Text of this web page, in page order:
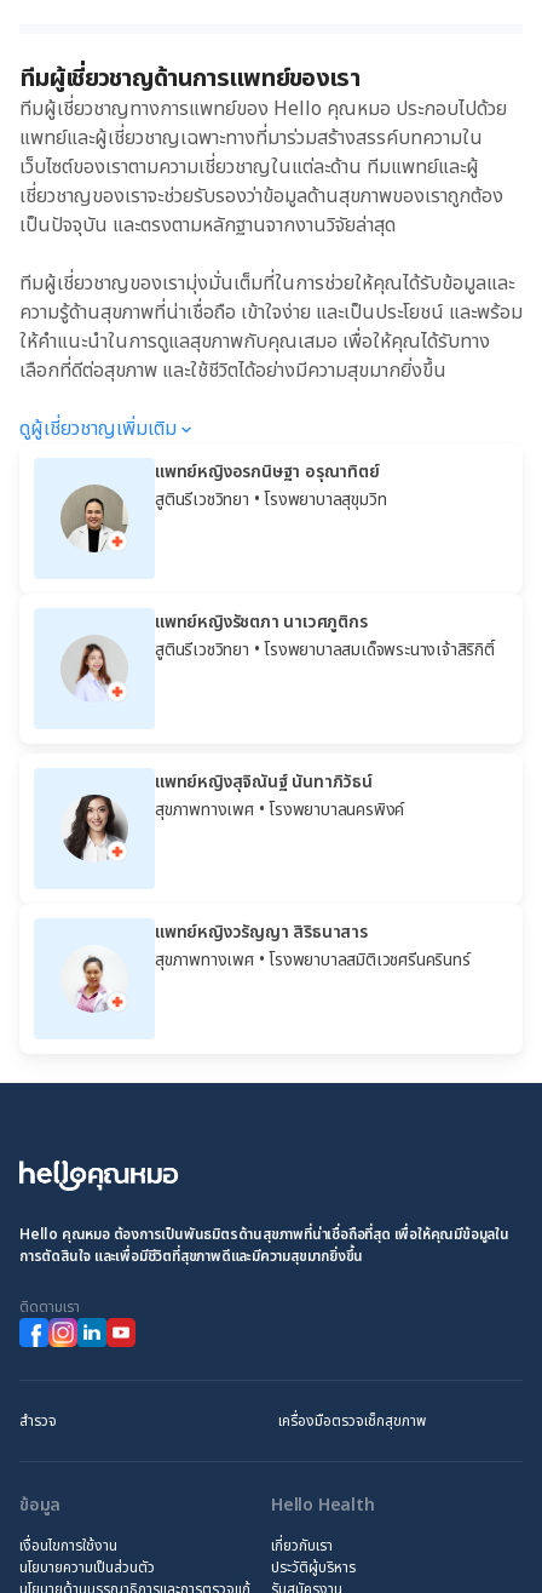
ทีมผู้เชี่ยวชาญด้านการแพทย์ของเรา
ทีมผู้เชี่ยวชาญทางการแพทย์ของ Hello คุณหมอ ประกอบไปด้วย
แพทย์และผู้เชี่ยวชาญเฉพาะทางที่มาร่วมสร้างสรรค์บทความใน
เว็บไซต์ของเราตามความเชี่ยวชาญในแต่ละด้าน ทีมแพทย์และผู้
เชี่ยวชาญของเราจะช่วยรับรองว่าข้อมูลด้านสุขภาพของเราถูกต้อง
เป็นปัจจุบัน และตรงตามหลักฐานจากงานวิจัยล่าสุด
ทีมผู้เชี่ยวชาญของเรามุ่งมั่นเต็มที่ในการช่วยให้คุณได้รับข้อมูลและ
ความรู้ด้านสุขภาพที่น่าเชื่อถือ เข้าใจง่าย และเป็นประโยชน์ และพร้อม
ให้คำแนะนำในการดูแลสุขภาพกับคุณเสมอ เพื่อให้คุณได้รับทาง
เลือกที่ดีต่อสุขภาพ และใช้ชีวิตได้อย่างมีความสุขมากยิ่งขึ้น
ดูผู้เชี่ยวชาญเพิ่มเติม
แพทย์หญิงอรกนิษฐา อรุณาทิตย์
สูตินรีเวชวิทยา • โรงพยาบาลสุขุมวิท
แพทย์หญิงรัชตภา นาเวศภูติกร
สูตินรีเวชวิทยา • โรงพยาบาลสมเด็จพระนางเจ้าสิริกิติ์
แพทย์หญิงสุจิณันฐ์ นันทาภิวัธน์
สุขภาพทางเพศ• โรงพยาบาลนครพิงค์
แพทย์หญิงวรัญญา สิริธนาสาร
สุขภาพทางเพศ• โรงพยาบาลสมิติเวชศรีนครินทร์
Hello คุณหมอ ต้องการเป็นพันธมิตรด้านสุขภาพที่น่าเชื่อถือที่สุด เพื่อให้คุณมีข้อมูลใน
การตัดสินใจ และเพื่อมีชีวิตที่สุขภาพดีและมีความสุขมากยิ่งขึ้น
ติดตามเรา
สำรวจ เครื่องมือตรวจเช็กสุขภาพ
ข้อมูล
เงื่อนไขการใช้งาน
นโยบายความเป็นส่วนตัว
Hello Health
เกี่ยวกับเรา
ประวัติผู้บริหาร